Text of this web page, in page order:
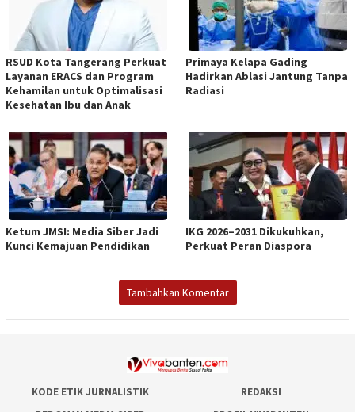
RSUD Kota Tangerang Perkuat
Layanan ERACS dan Program
Kehamilan untuk Optimalisasi
Kesehatan Ibu dan Anak
Primaya Kelapa Gading
Hadirkan Ablasi Jantung Tanpa
Radiasi
Ketum JMSI: Media Siber Jadi
Kunci Kemajuan Pendidikan
IKG 2026–2031 Dikukuhkan,
Perkuat Peran Diaspora
Tambahkan Komentar
KODE ETIK JURNALISTIK
REDAKSI